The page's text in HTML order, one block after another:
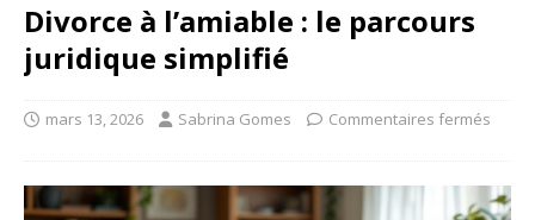
Divorce à l’amiable : le parcours
juridique simplifié
mars 13, 2026 Sabrina Gomes Commentaires fermés